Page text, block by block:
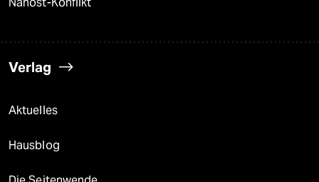
Verlag
Aktuelles
Hausblog